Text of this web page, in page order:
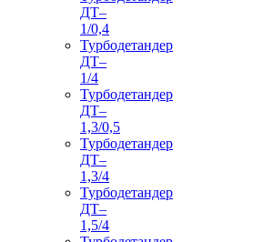
ДТ–
1/0,4
Турбодетандер
ДТ–
1/4
Турбодетандер
ДТ–
1,3/0,5
Турбодетандер
ДТ–
1,3/4
Турбодетандер
ДТ–
1,5/4